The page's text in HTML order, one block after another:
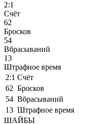
2:1
Cчёт
62
Бросков
54
Вбрасываний
13
Штрафное время
2:1 Cчёт
62 Бросков
54 Вбрасываний
13 Штрафное время
ШАЙБЫ